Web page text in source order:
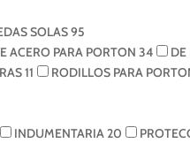
SOLAS95
ACERO PARA PORTON 34 DE
11 RODILLOS PARA
INDUMENTARIA20